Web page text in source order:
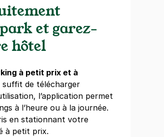
- Notre-Dame de Lorette
et garez-
hôtel
à petit prix et à
suffit de télécharger
l’application permet
à l’heure ou à la journée.
en stationnant votre
à petit prix.